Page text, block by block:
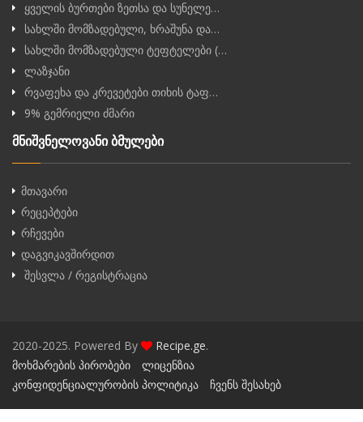
ყველის ბურთები ზეთსა და სუნელე…
სახლში მომზადებული, ხრაშუნა და…
სახლში მომზადებული ტეფტელები (…
ლაზჯანი
რვაფეხა და კრევეტები თიხის ტაფ…
9% გემრიელი ძმარი
მნიშვნელოვანი ბმულები
მთავარი
რეცეპტები
რჩევები
დაგვიკავშირდით
შესვლა / რეგისტრაცია
2020-2025. Powered By Recipe.ge.
მოხმარების პირობები
ლიცენზია
კონფიდენციალურობის პოლიტიკა
ჩვენს შესახებ